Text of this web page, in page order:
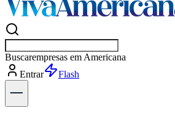
Buscaresportes
Entrar
Flash